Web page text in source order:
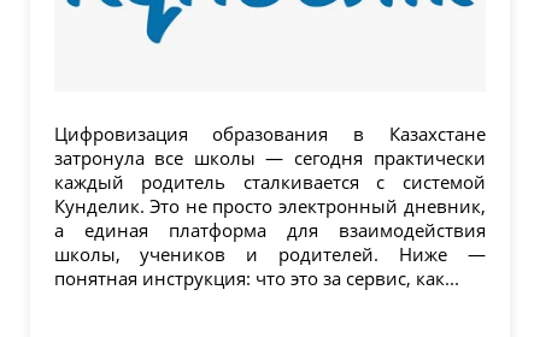
Цифровизация образования в Казахстане
затронула все школы — сегодня практически
каждый родитель сталкивается с системой
Кунделик. Это не просто электронный дневник,
а единая платформа для взаимодействия
школы, учеников и родителей. Ниже —
понятная инструкция: что это за сервис, как...